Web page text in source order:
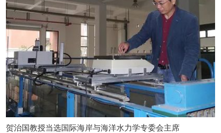
贺治国教授当选国际海岸与海洋水力学专委会主席